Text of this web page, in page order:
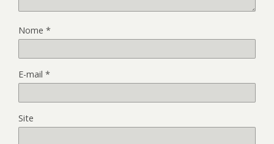
Nome *
E-mail *
Site